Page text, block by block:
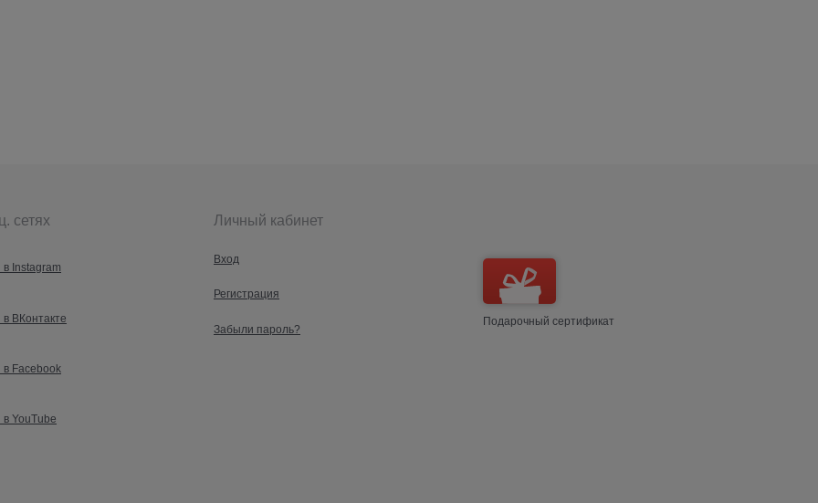
сетях
Instagram
ВКонтакте
Facebook
YouTube
Личный кабинет
Вход
Регистрация
Забыли пароль?
Подарочный сертификат